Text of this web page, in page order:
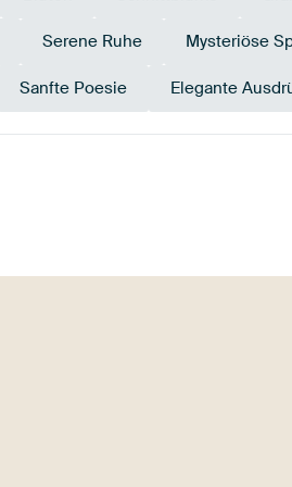
Serene Ruhe Mysteriöse
Sanfte Poesie Elegante